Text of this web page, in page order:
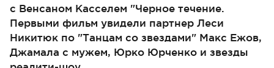
с Венсаном Касселем "Черное течение.
Первыми фильм увидели партнер Леси
Никитюк по "Танцам со звездами" Макс Ежов,
Джамала с мужем, Юрко Юрченко и звезды